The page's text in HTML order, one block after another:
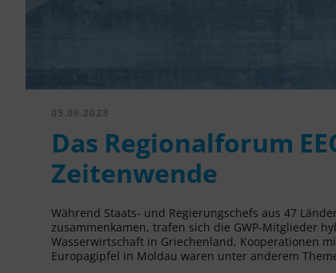
05.06.2023
Das Regionalforum
Zeitenwende
Während Staats- und Regierungschefs aus 47
zusammenkamen, trafen sich die GWP-Mitglieder
Wasserwirtschaft in Griechenland, Kooperationen
Europagipfel in Moldau waren unter anderem